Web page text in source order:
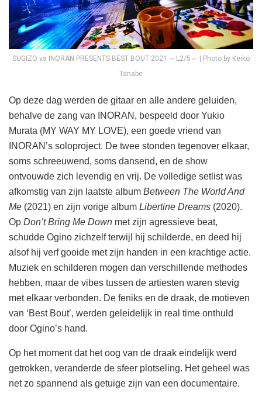
SUGIZO vs INORAN PRESENTS BEST BOUT 2021 ～L2/5～ | Photo by Keiko
Tanabe
Op deze dag werden de gitaar en alle andere geluiden,
behalve de zang van INORAN, bespeeld door Yukio
Murata (MY WAY MY LOVE), een goede vriend van
INORAN’s soloproject. De twee stonden tegenover elkaar,
soms schreeuwend, soms dansend, en de show
ontvouwde zich levendig en vrij. De volledige setlist was
afkomstig van zijn laatste album Between The World And
Me (2021) en zijn vorige album Libertine Dreams (2020).
Op Don’t Bring Me Down met zijn agressieve beat,
schudde Ogino zichzelf terwijl hij schilderde, en deed hij
alsof hij verf gooide met zijn handen in een krachtige actie.
Muziek en schilderen mogen dan verschillende methodes
hebben, maar de vibes tussen de artiesten waren stevig
met elkaar verbonden. De feniks en de draak, de motieven
van ‘Best Bout’, werden geleidelijk in real time onthuld
door Ogino’s hand.
Op het moment dat het oog van de draak eindelijk werd
getrokken, veranderde de sfeer plotseling. Het geheel was
net zo spannend als getuige zijn van een documentaire.